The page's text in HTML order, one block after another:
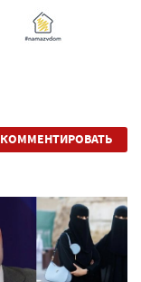
КОММЕНТИРОВАТЬ